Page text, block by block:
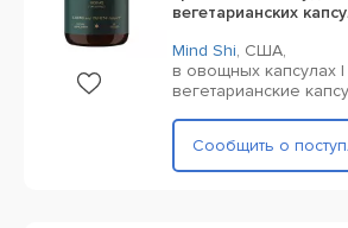
вегетарианских
Mind Shi, США,
в овощных капсулах |
вегетарианские
Сообщить о